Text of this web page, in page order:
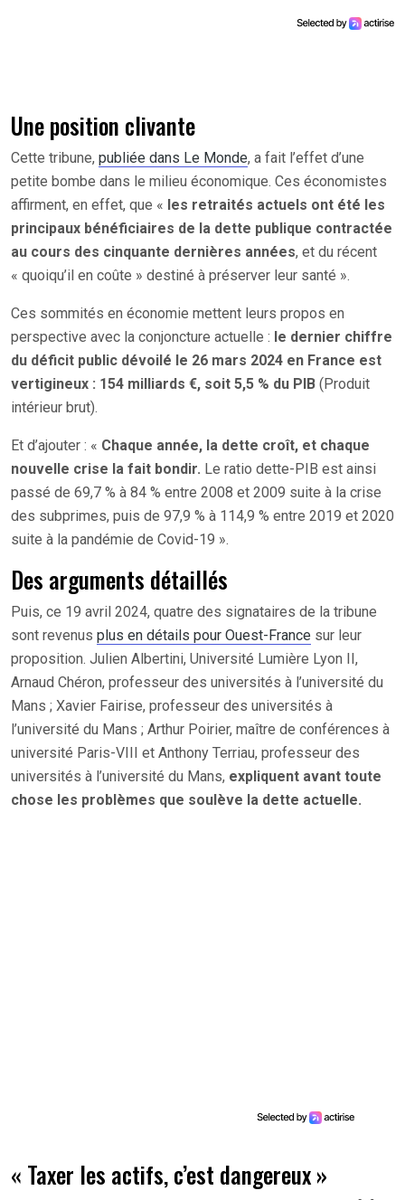
Une position clivante
Cette tribune, publiée dans Le Monde, a fait l’effet d’une
petite bombe dans le milieu économique. Ces économistes
affirment, en effet, que « les retraités actuels ont été les
principaux bénéficiaires de la dette publique contractée
au cours des cinquante dernières années, et du récent
« quoiqu’il en coûte » destiné à préserver leur santé ».
Ces sommités en économie mettent leurs propos en
perspective avec la conjoncture actuelle : le dernier chiffre
du déficit public dévoilé le 26 mars 2024 en France est
vertigineux : 154 milliards €, soit 5,5 % du PIB (Produit
intérieur brut).
Et d’ajouter : « Chaque année, la dette croît, et chaque
nouvelle crise la fait bondir. Le ratio dette-PIB est ainsi
passé de 69,7 % à 84 % entre 2008 et 2009 suite à la crise
des subprimes, puis de 97,9 % à 114,9 % entre 2019 et 2020
suite à la pandémie de Covid-19 ».
Des arguments détaillés
Puis, ce 19 avril 2024, quatre des signataires de la tribune
sont revenus plus en détails pour Ouest-France sur leur
proposition. Julien Albertini, Université Lumière Lyon II,
Arnaud Chéron, professeur des universités à l’université du
Mans ; Xavier Fairise, professeur des universités à
l’université du Mans ; Arthur Poirier, maître de conférences à
université Paris-VIII et Anthony Terriau, professeur des
universités à l’université du Mans, expliquent avant toute
chose les problèmes que soulève la dette actuelle.
« Taxer les actifs, c’est dangereux »